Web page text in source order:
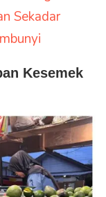
Sekadar
Kesemek